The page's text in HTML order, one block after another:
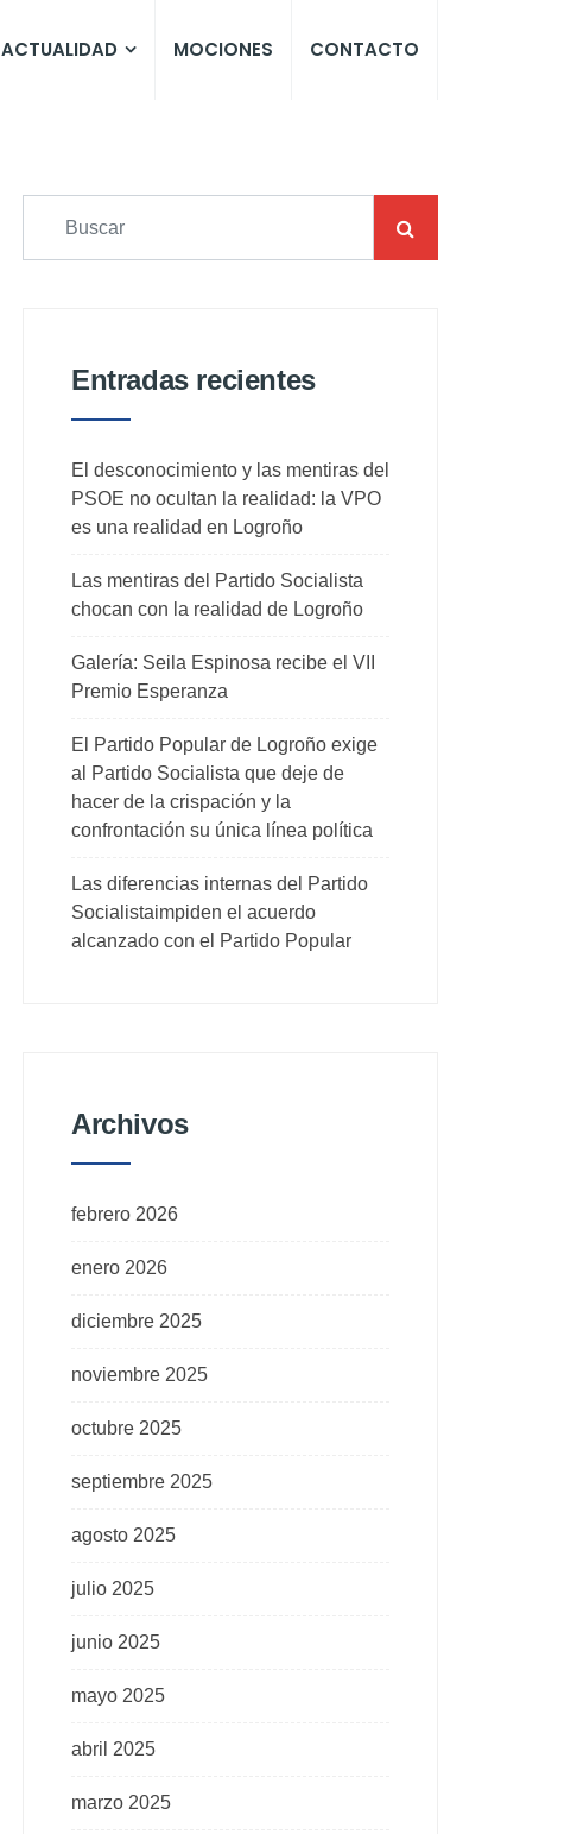
ACTUALIDAD MOCIONES CONTACTO
Entradas recientes
El desconocimiento y las mentiras del
PSOE no ocultan la realidad: la VPO
es una realidad en Logroño
Las mentiras del Partido Socialista
chocan con la realidad de Logroño
Galería: Seila Espinosa recibe el VII
Premio Esperanza
El Partido Popular de Logroño exige
al Partido Socialista que deje de
hacer de la crispación y la
confrontación su única línea política
Las diferencias internas del Partido
Socialistaimpiden el acuerdo
alcanzado con el Partido Popular
Archivos
febrero 2026
enero 2026
diciembre 2025
noviembre 2025
octubre 2025
septiembre 2025
agosto 2025
julio 2025
junio 2025
mayo 2025
abril 2025
marzo 2025